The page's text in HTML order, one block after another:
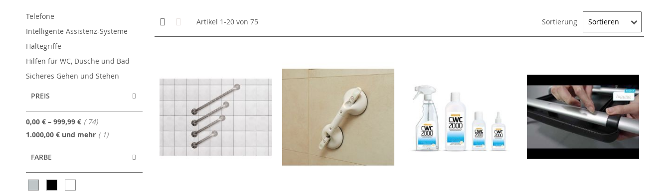
Anzeigen
als
Kachelansicht
Artikel 1-20 von75 Sortierung
Telefone
Intelligente Assistenz-Systeme
Haltegriffe
Hilfen für WC, Dusche und Bad
Sicheres Gehen und Stehen
PREIS
0,00 € – 999,99 € 74Artikel
1.000,00 € und mehr 1Artikel
FARBE